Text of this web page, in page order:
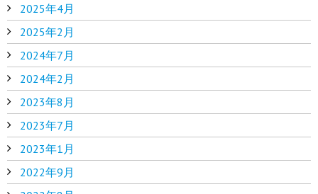
2025年4月
2025年2月
2024年7月
2024年2月
2023年8月
2023年7月
2023年1月
2022年9月